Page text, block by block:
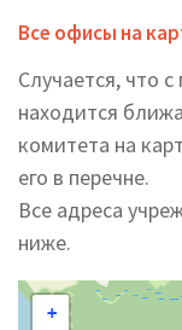
Все офисы на
Случается, что
находится
комитета на
его в перечне.
Все адреса
ниже.
+